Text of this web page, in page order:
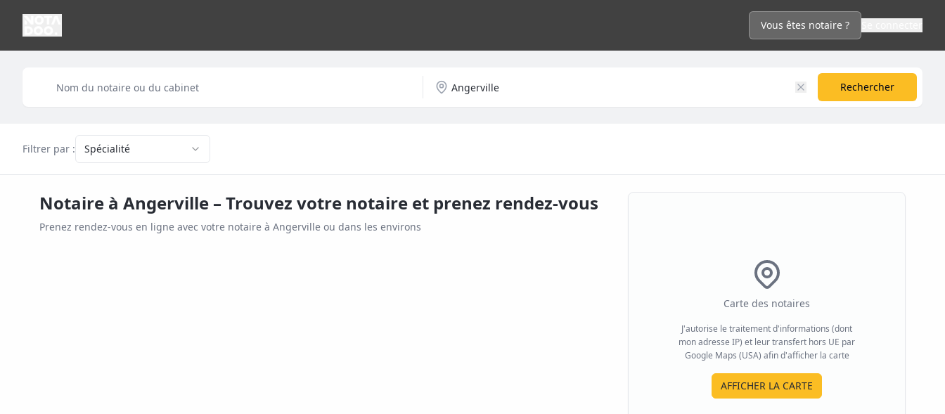
Vous êtes notaire ?
Rechercher
Filtrer par : Spécialité
Notaire à Angerville – Trouvez votre notaire et prenez rendez-vous
Prenez rendez-vous en ligne avec votre notaire à Angerville ou dans les environs
Carte des notaires
J'autorise le traitement d'informations (dont
mon adresse IP) et leur transfert hors UE par
Google Maps (USA) afin d'afficher la carte
AFFICHER LA CARTE